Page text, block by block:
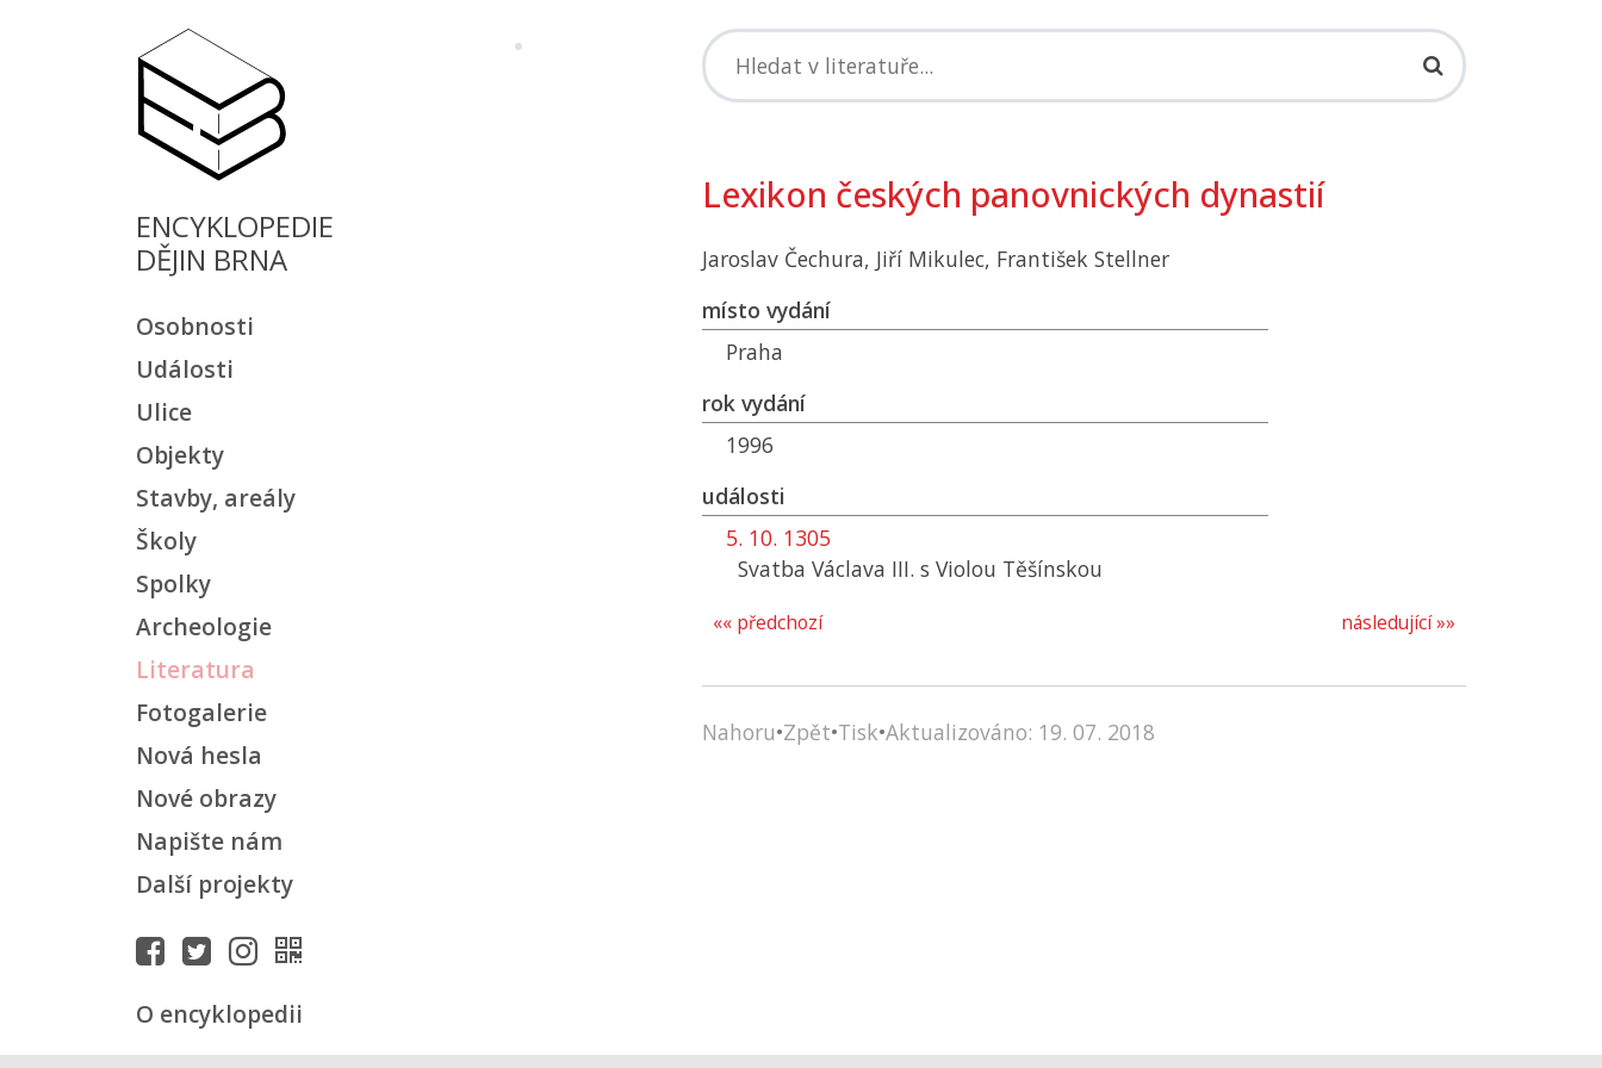
ENCYKLOPEDIE
DĚJIN BRNA
Osobnosti
Události
Ulice
Objekty
Stavby, areály
Školy
Spolky
Archeologie
Literatura
Fotogalerie
Nová hesla
Nové obrazy
Napište nám
Další projekty
O encyklopedii
Lexikon českých panovnických dynastií
Jaroslav Čechura, Jiří Mikulec, František Stellner
místo vydání
Praha
rok vydání
1996
události
5. 10. 1305
Svatba Václava III. s Violou Těšínskou
následující »»
«« předchozí
Nahoru•Zpět•Tisk•Aktualizováno: 19. 07. 2018